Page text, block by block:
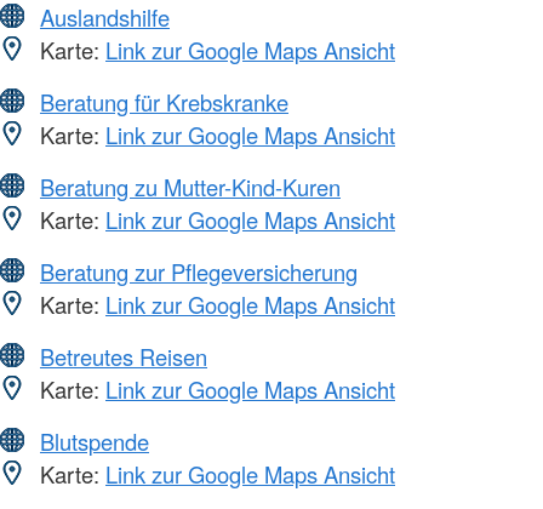
Auslandshilfe
Karte: Link zur Google Maps Ansicht
Beratung für Krebskranke
Karte: Link zur Google Maps Ansicht
Beratung zu Mutter-Kind-Kuren
Karte: Link zur Google Maps Ansicht
Beratung zur Pflegeversicherung
Karte: Link zur Google Maps Ansicht
Betreutes Reisen
Karte: Link zur Google Maps Ansicht
Blutspende
Karte: Link zur Google Maps Ansicht